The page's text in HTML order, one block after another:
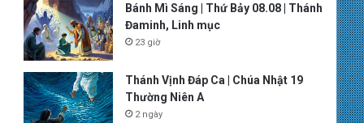
Bánh Mì Sáng | Thứ Bảy 08.08 | Thánh
Đaminh, Linh mục
23 giờ
Thánh Vịnh Đáp Ca | Chúa Nhật 19
Thường Niên A
2 ngày